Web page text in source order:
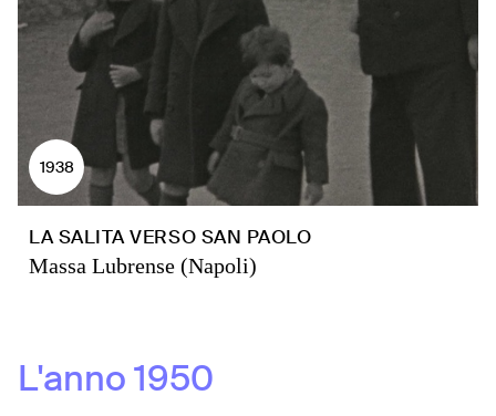
1938
LA SALITA VERSO SAN PAOLO
Massa Lubrense (Napoli)
L'anno1950